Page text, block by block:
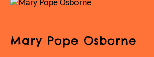
Mary Pope Osborne